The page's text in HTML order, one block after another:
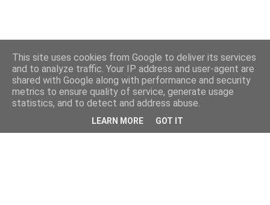
This site uses cookies from Google to deliver its services
and to analyze traffic. Your IP address and user-agent are
shared with Google along with performance and security
metrics to ensure quality of service, generate usage
statistics, and to detect and address abuse.
LEARN MORE GOT IT